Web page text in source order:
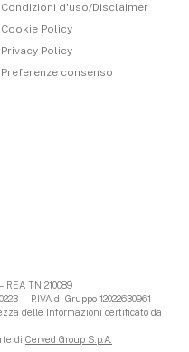
Condizioni d'uso/Disclaimer
Cookie Policy
Privacy Policy
Preferenze consenso
TN 210089
— P.IVA di Gruppo 12022630961
delle Informazioni certificato da
di Cerved Group S.p.A.